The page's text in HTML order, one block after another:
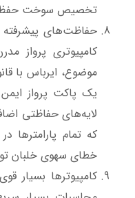
تخصیص سوخت
حفاظت‌های
کامپیوتری پرواز
موضوع، ایرباس با
یک پاکت پرواز
لایه‌های حفاظتی
که تمام پارامترها
خطای سهوی خلبان
کامپیوترها بسیار